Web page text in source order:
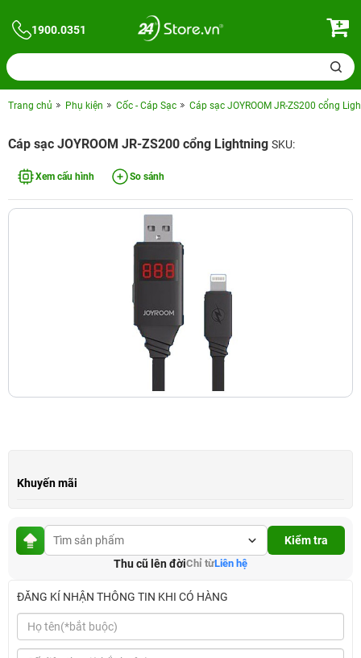
1900.0351
Trang chủ Phụ kiện Cốc - Cáp Sạc Cáp sạc JOYROOM JR-ZS200 cổng
Cáp sạc JOYROOM JR-ZS200 cổng Lightning SKU:
Xem cấu hình So sánh
Khuyến mãi
Kiểm tra
Thu cũ lên đờiChỉ từLiên hệ
ĐĂNG KÍ NHẬN THÔNG TIN KHI CÓ HÀNG